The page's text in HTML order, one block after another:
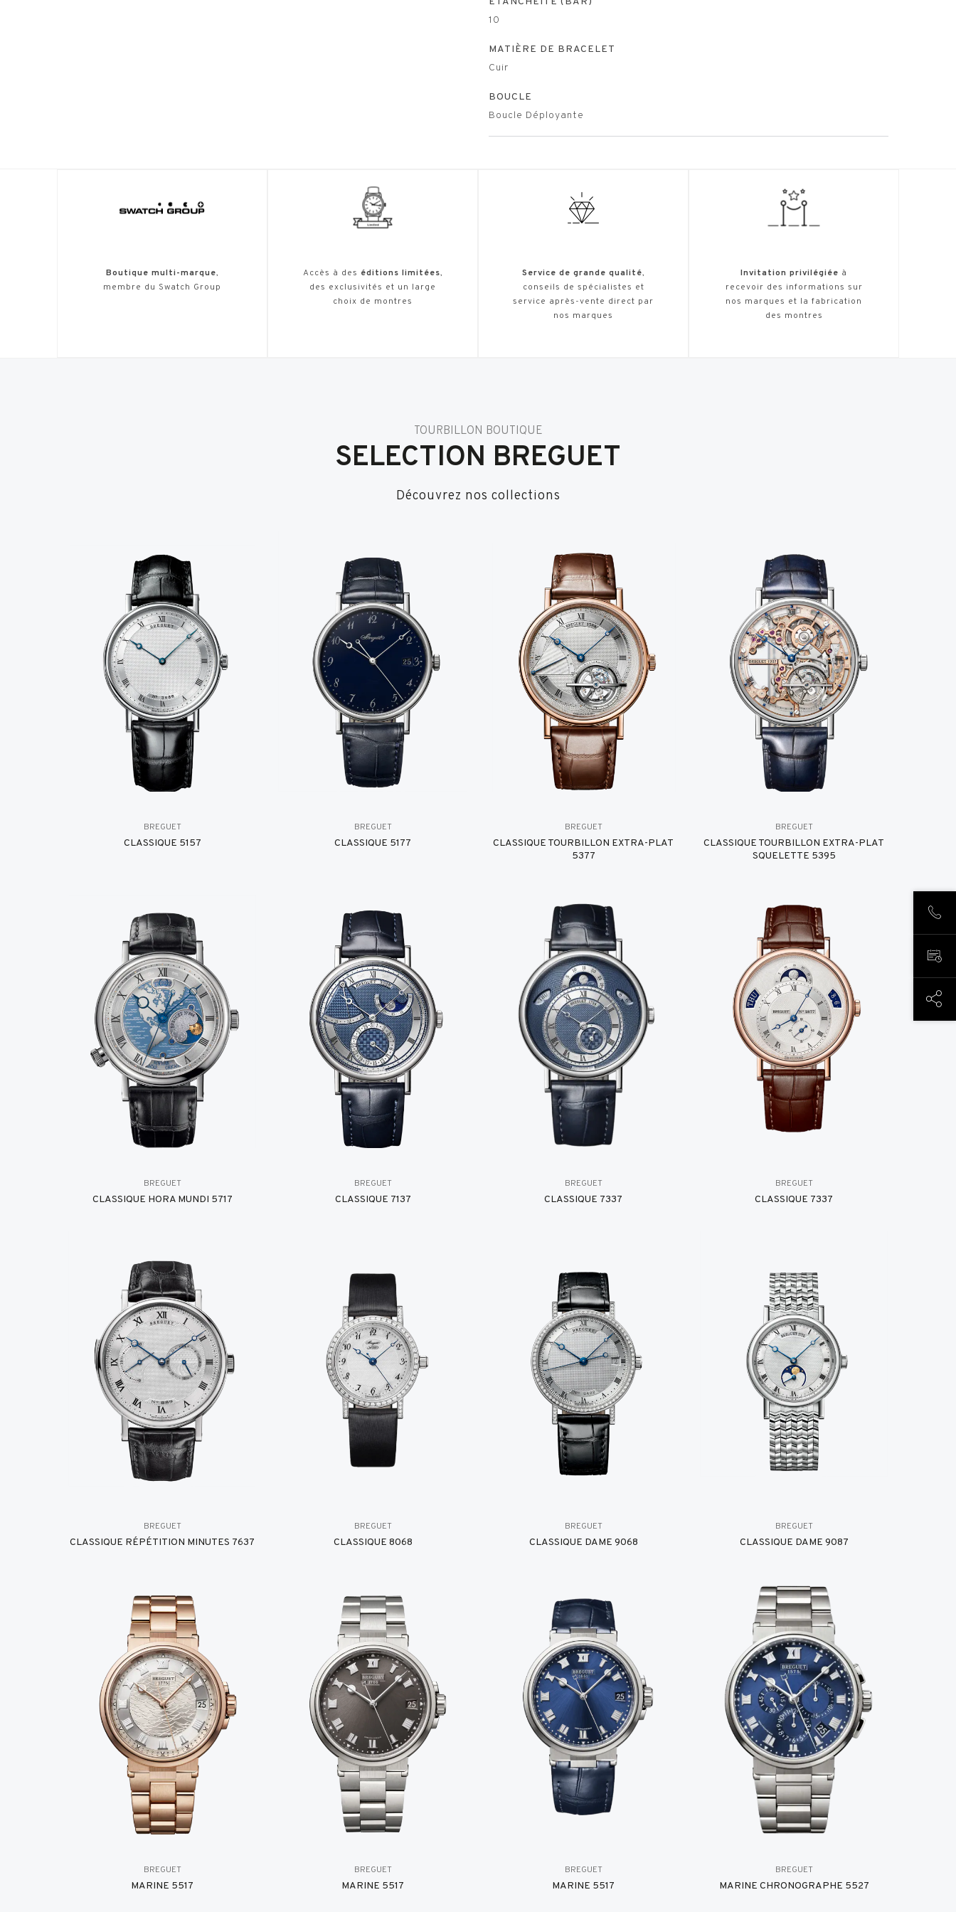
10
MATIÈRE DE BRACELET
Cuir
BOUCLE
Boucle Déployante
Boutique multi-marque,
membre du Swatch Group
Accès à des éditions limitées,
des exclusivités et un large
choix de montres
Service de grande qualité,
conseils de spécialistes et
service après-vente direct par
nos marques
Invitation privilégiée à
recevoir des informations sur
nos marques et la fabrication
des montres
TOURBILLON BOUTIQUE
SELECTION BREGUET
Découvrez nos collections
BREGUET
CLASSIQUE 5157
BREGUET
CLASSIQUE 5177
BREGUET
CLASSIQUE TOURBILLON EXTRA-PLAT
5377
BREGUET
CLASSIQUE TOURBILLON EXTRA-PLAT
SQUELETTE 5395
BREGUET
CLASSIQUE HORA MUNDI 5717
BREGUET
CLASSIQUE 7137
BREGUET
CLASSIQUE 7337
BREGUET
CLASSIQUE 7337
BREGUET
CLASSIQUE RÉPÉTITION MINUTES 7637
BREGUET
CLASSIQUE 8068
BREGUET
CLASSIQUE DAME 9068
BREGUET
CLASSIQUE DAME 9087
BREGUET
MARINE 5517
BREGUET
MARINE 5517
BREGUET
MARINE 5517
BREGUET
MARINE CHRONOGRAPHE 5527